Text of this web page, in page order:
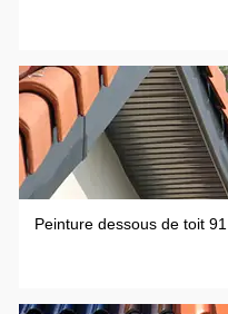
Peinture dessous de toit 91